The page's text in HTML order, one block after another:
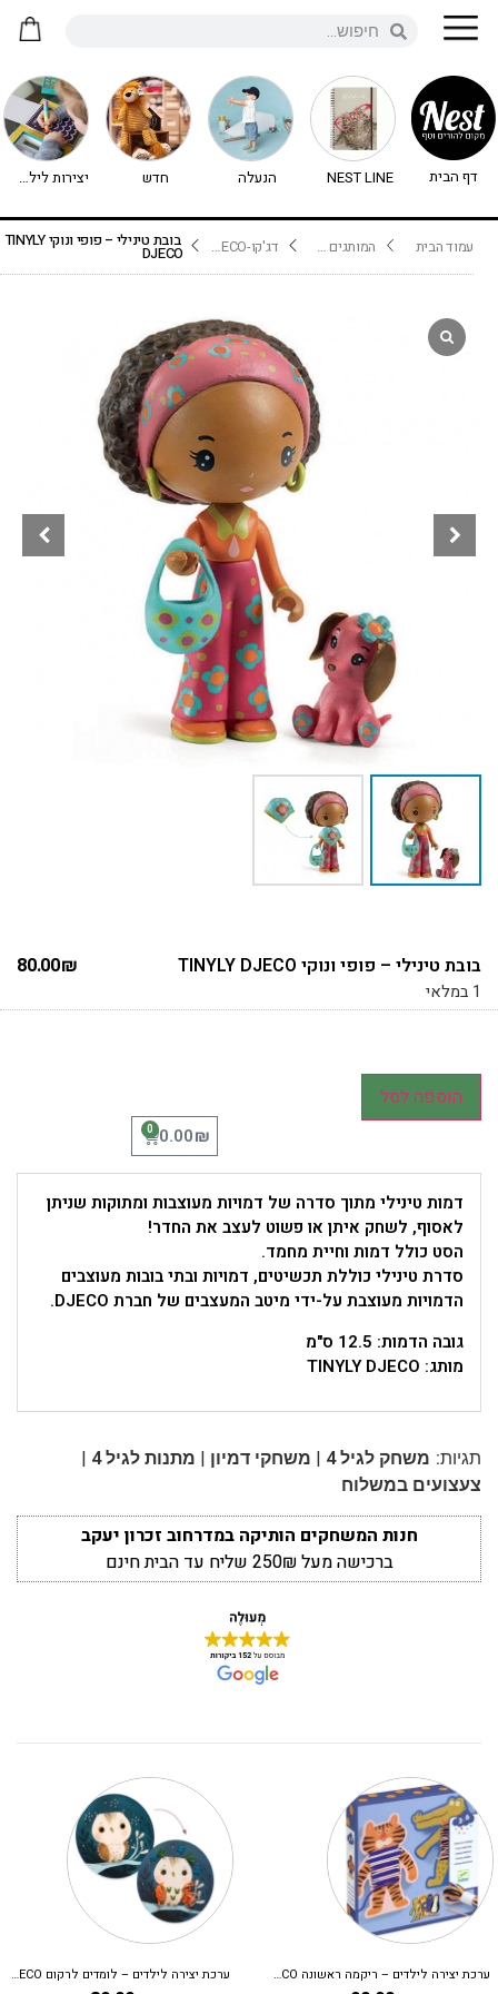
דף הבית NEST LINE הנעלה חדש יצירות לילדים - יצירה לילדים
עמוד הבית המותגים שלנו דג'קו-DJECO נימיגו בובת טינילי – פופי ונוקי TINYLY
DJECO
בובת טינילי – פופי ונוקי TINYLY DJECO 80.00₪
1 במלאי
הוספה לסל
0.00₪
0
דמות טינילי מתוך סדרה של דמויות מעוצבות ומתוקות שניתן
לאסוף, לשחק איתן או פשוט לעצב את החדר!
הסט כולל דמות וחיית מחמד.
סדרת טינילי כוללת תכשיטים, דמויות ובתי בובות מעוצבים
הדמויות מעוצבת על-ידי מיטב המעצבים של חברת DJECO.
גובה הדמות: 12.5 ס"מ
מותג: TINYLY DJECO
תגיות: משחק לגיל 4 | משחקי דמיון | מתנות לגיל 4 |
צעצועים במשלוח
חנות המשחקים הותיקה במדרחוב זכרון יעקב
ברכישה מעל 250₪ שליח עד הבית חינם
ערכת יצירה לילדים – ריקמה ראשונה DJECO ערכת יצירה לילדים – לומדים לרקום DJECO